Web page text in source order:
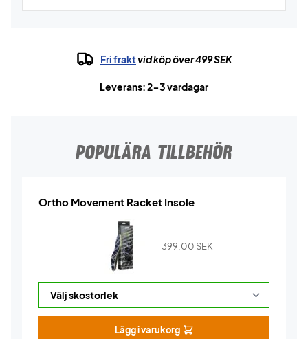
Fri fraktvid köp över 499 SEK
Leverans: 2-3 vardagar
POPULÄRA TILLBEHÖR
Ortho Movement Racket Insole
399,00 SEK
Lägg i varukorg